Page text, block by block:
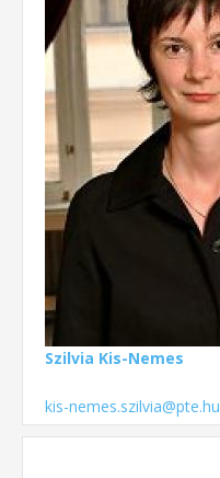
Szilvia Kis-Nemes
kis-nemes.szilvia@pte.hu